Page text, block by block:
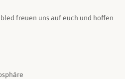
freuen uns auf euch und hoffen